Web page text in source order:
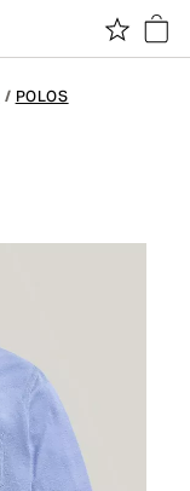
/ POLOS